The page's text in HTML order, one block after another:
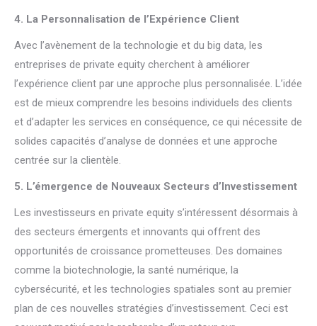
4. La Personnalisation de l’Expérience Client
Avec l’avènement de la technologie et du big data, les
entreprises de private equity cherchent à améliorer
l’expérience client par une approche plus personnalisée. L’idée
est de mieux comprendre les besoins individuels des clients
et d’adapter les services en conséquence, ce qui nécessite de
solides capacités d’analyse de données et une approche
centrée sur la clientèle.
5. L’émergence de Nouveaux Secteurs d’Investissement
Les investisseurs en private equity s’intéressent désormais à
des secteurs émergents et innovants qui offrent des
opportunités de croissance prometteuses. Des domaines
comme la biotechnologie, la santé numérique, la
cybersécurité, et les technologies spatiales sont au premier
plan de ces nouvelles stratégies d’investissement. Ceci est